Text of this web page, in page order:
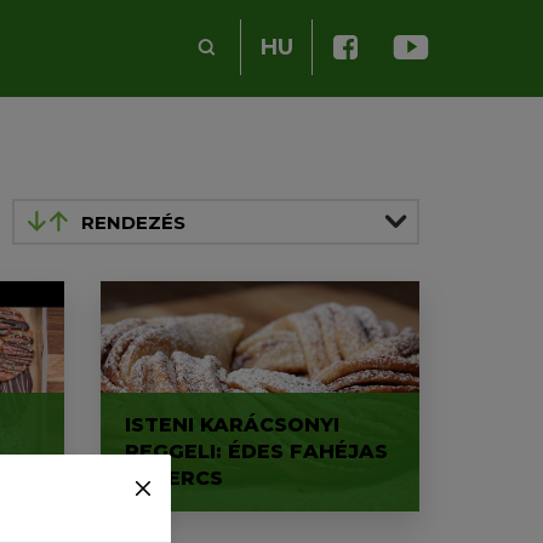
HU
RENDEZÉS
ISTENI KARÁCSONYI
REGGELI: ÉDES FAHÉJAS
TEKERCS